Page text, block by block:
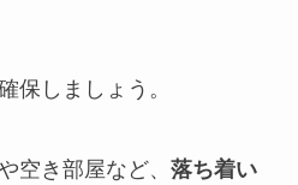
保しましょう。
空き部屋など、 落ち着い